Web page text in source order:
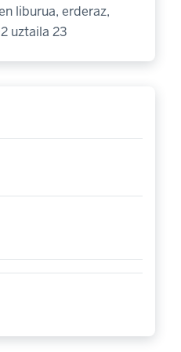
liburua, erderaz,
uztaila 23